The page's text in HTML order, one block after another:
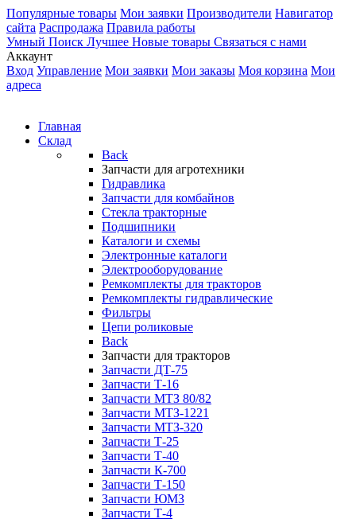
Популярные товары Мои заявки Производители Навигатор
сайта Распродажа Правила работы
Умный Поиск Лучшее Новые товары Связаться с нами
Аккаунт
Вход Управление Мои заявки Мои заказы Моя корзина Мои
адреса
Главная
Склад
Back
Запчасти для агротехники
Гидравлика
Запчасти для комбайнов
Стекла тракторные
Подшипники
Каталоги и схемы
Электронные каталоги
Электрооборудование
Ремкомплекты для тракторов
Ремкомплекты гидравлические
Фильтры
Цепи роликовые
Back
Запчасти для тракторов
Запчасти ДТ-75
Запчасти Т-16
Запчасти МТЗ 80/82
Запчасти МТЗ-1221
Запчасти МТЗ-320
Запчасти Т-25
Запчасти Т-40
Запчасти К-700
Запчасти Т-150
Запчасти ЮМЗ
Запчасти Т-4